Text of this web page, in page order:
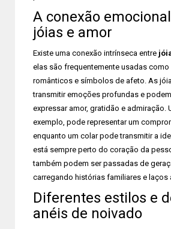
A conexão
jóias e amor
Existe uma conexão intrínseca entre
elas são frequentemente usadas
românticos e símbolos de afeto. As
transmitir emoções profundas e
expressar amor, gratidão e admiração.
exemplo, pode representar um
enquanto um colar pode transmitir a
está sempre perto do coração da
também podem ser passadas de
carregando histórias familiares e laços
Diferentes estilos e
anéis de noivado